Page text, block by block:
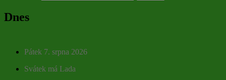
Dnes
Pátek 7. srpna 2026
Svátek má Lada